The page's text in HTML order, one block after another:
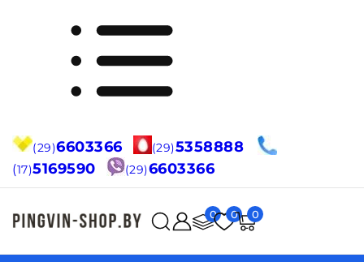
(29)6603366 (29)5358888
(17)5169590 (29)6603366
0 0 0